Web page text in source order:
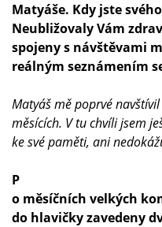
Matyáše. Kdy jste
Neubližovaly Vám
spojeny s návštěvami
reálným seznámením
Matyáš mě poprvé
měsících. V tu chvíli jsem
ke své paměti, ani
P
o měsíčních velkých
do hlavičky zavedeny